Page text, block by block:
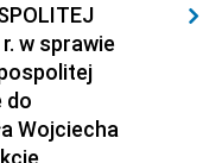
w sprawie
do
Wojciecha